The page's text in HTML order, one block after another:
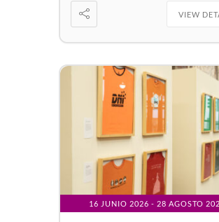
VIEW
16 JUNIO 2026 - 28 AGOSTO